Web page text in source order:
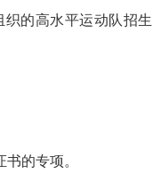
的高水平运动队招生
的专项。